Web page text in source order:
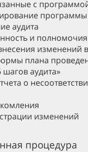
с
программы
аудита
и полномочия
изменений
плана
шагов аудита»
о
изменений
процедура